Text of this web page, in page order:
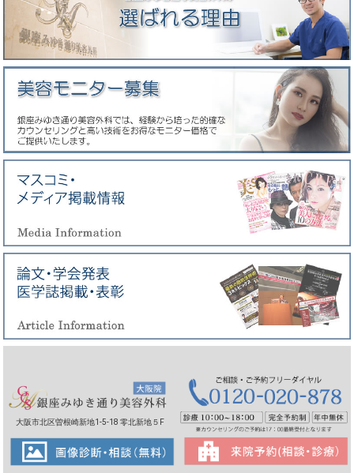
大阪市北区曽根崎新地1-5-18 零北新地５F